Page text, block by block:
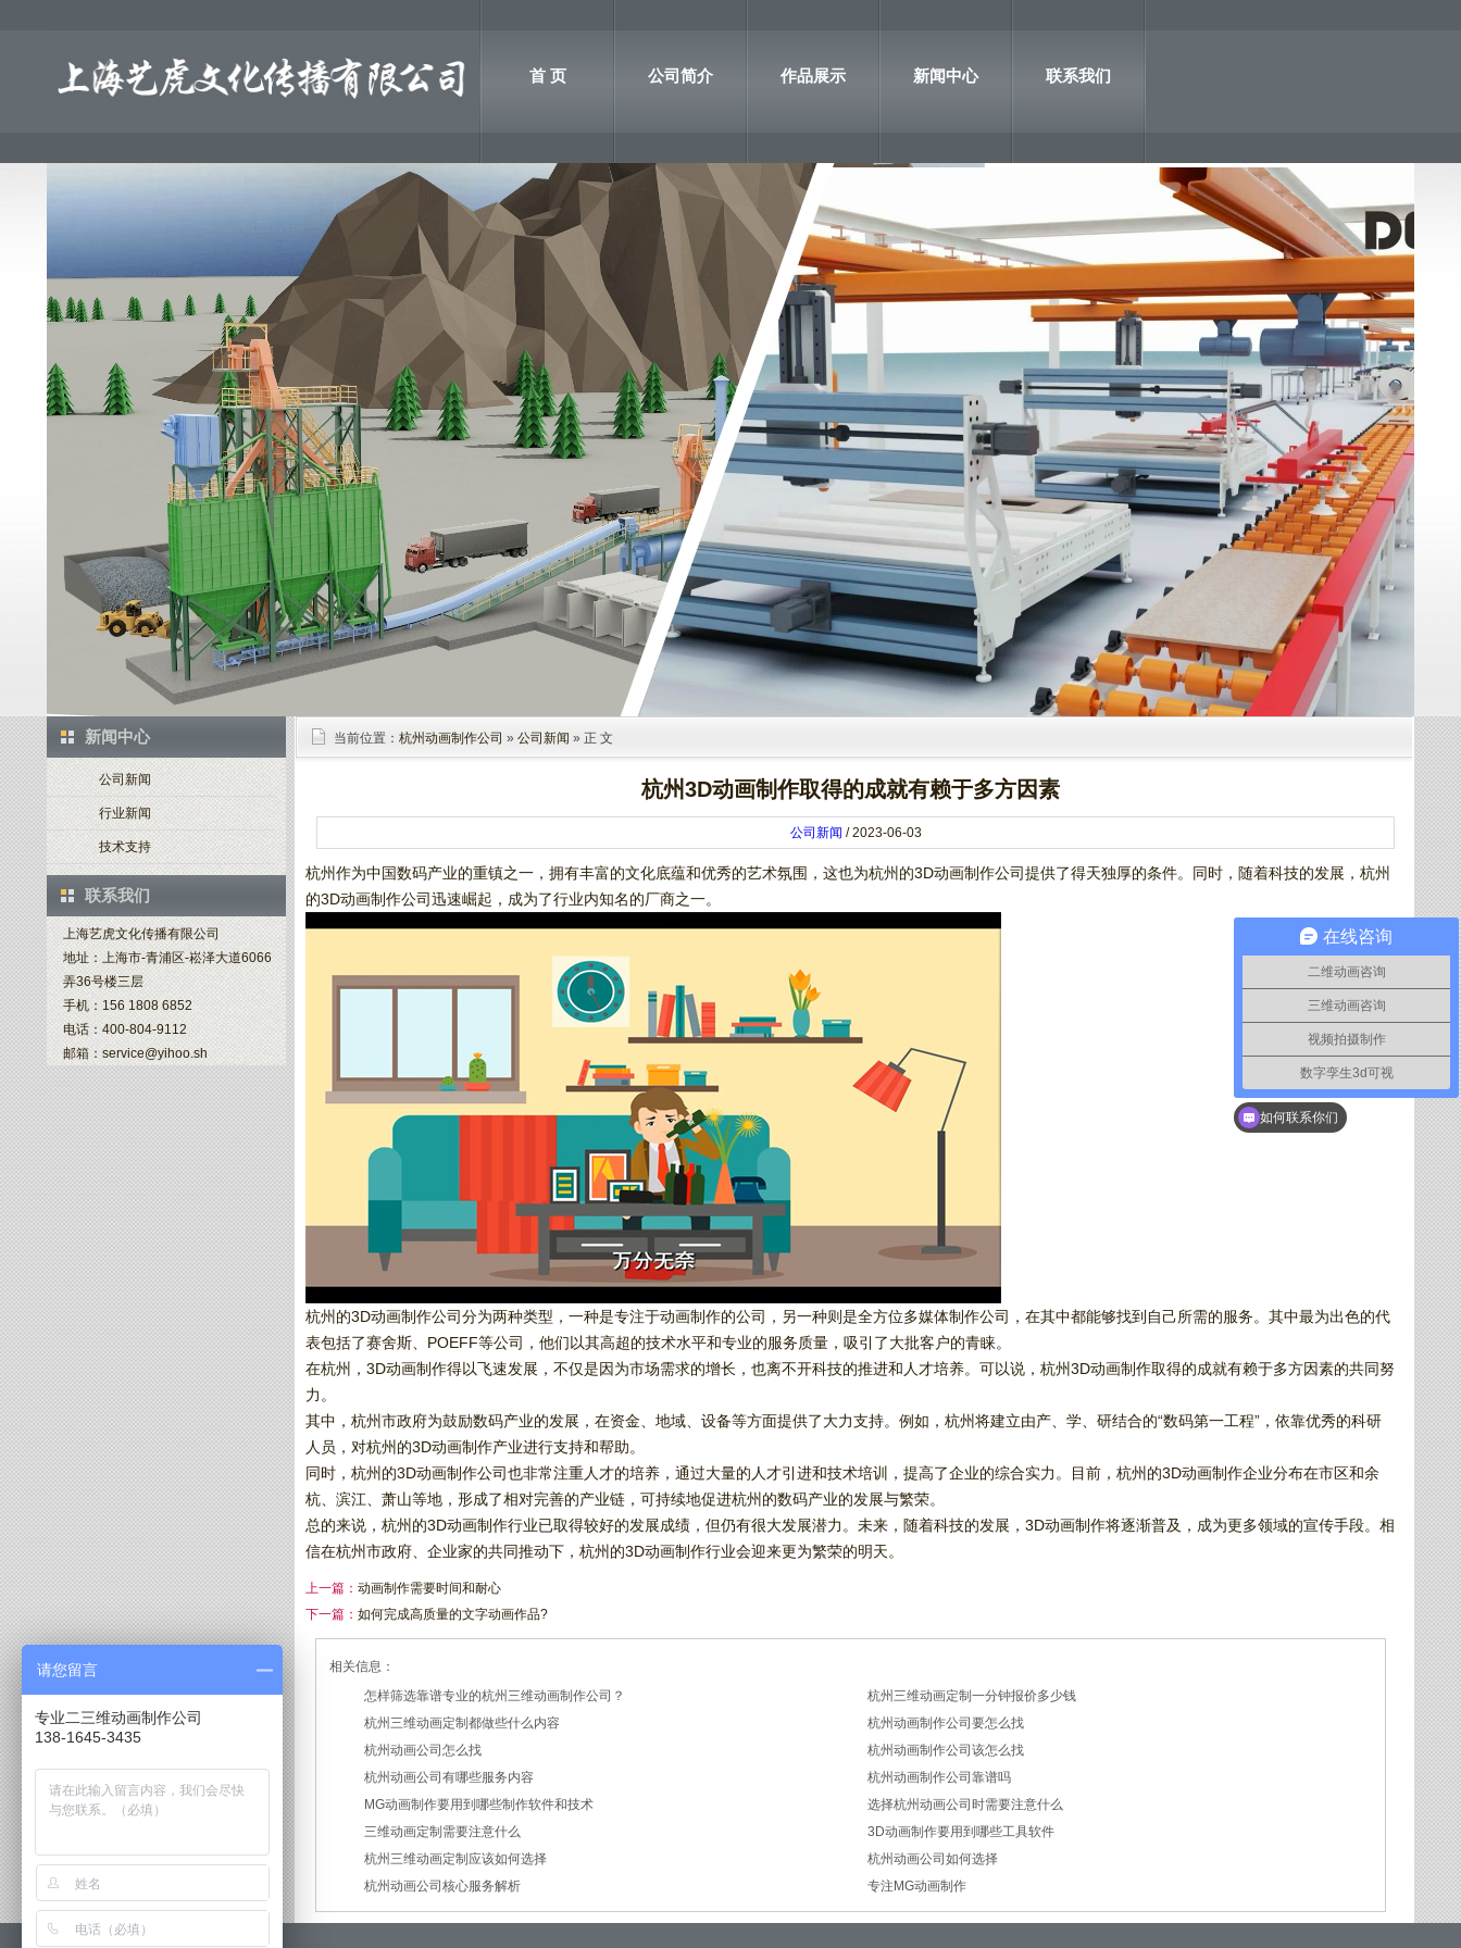
首 页 公司简介 作品展示 新闻中心 联系我们
新闻中心
公司新闻
行业新闻
技术支持
联系我们
上海艺虎文化传播有限公司
地址：上海市-青浦区-崧泽大道6066
弄36号楼三层
手机：156 1808 6852
电话：400-804-9112
邮箱：service@yihoo.sh
当前位置： 杭州动画制作公司 » 公司新闻 » 正 文
杭州3D动画制作取得的成就有赖于多方因素
公司新闻 / 2023-06-03
杭州作为中国数码产业的重镇之一，拥有丰富的文化底蕴和优秀的艺术氛围，这也为杭州的3D动画制作公司提供了得天独厚的条件。同时，随着科技的发展，杭州
的3D动画制作公司迅速崛起，成为了行业内知名的厂商之一。
杭州的3D动画制作公司分为两种类型，一种是专注于动画制作的公司，另一种则是全方位多媒体制作公司，在其中都能够找到自己所需的服务。其中最为出色的代
表包括了赛舍斯、POEFF等公司，他们以其高超的技术水平和专业的服务质量，吸引了大批客户的青睐。
在杭州，3D动画制作得以飞速发展，不仅是因为市场需求的增长，也离不开科技的推进和人才培养。可以说，杭州3D动画制作取得的成就有赖于多方因素的共同努
力。
其中，杭州市政府为鼓励数码产业的发展，在资金、地域、设备等方面提供了大力支持。例如，杭州将建立由产、学、研结合的“数码第一工程”，依靠优秀的科研
人员，对杭州的3D动画制作产业进行支持和帮助。
同时，杭州的3D动画制作公司也非常注重人才的培养，通过大量的人才引进和技术培训，提高了企业的综合实力。目前，杭州的3D动画制作企业分布在市区和余
杭、滨江、萧山等地，形成了相对完善的产业链，可持续地促进杭州的数码产业的发展与繁荣。
总的来说，杭州的3D动画制作行业已取得较好的发展成绩，但仍有很大发展潜力。未来，随着科技的发展，3D动画制作将逐渐普及，成为更多领域的宣传手段。相
信在杭州市政府、企业家的共同推动下，杭州的3D动画制作行业会迎来更为繁荣的明天。
上一篇： 动画制作需要时间和耐心
下一篇： 如何完成高质量的文字动画作品?
相关信息：
怎样筛选靠谱专业的杭州三维动画制作公司？
2026/07/21
杭州三维动画定制一分钟报价多少钱
2026/03/20
杭州三维动画定制都做些什么内容
2026/03/19
杭州动画制作公司要怎么找
2026/03/13
杭州动画公司怎么找
2026/03/12
杭州动画制作公司该怎么找
2026/03/10
杭州动画公司有哪些服务内容
2026/03/09
杭州动画制作公司靠谱吗
2026/03/06
MG动画制作要用到哪些制作软件和技术
2026/02/24
选择杭州动画公司时需要注意什么
2026/02/10
三维动画定制需要注意什么
2026/02/09
3D动画制作要用到哪些工具软件
2026/02/03
杭州三维动画定制应该如何选择
2026/01/30
杭州动画公司如何选择
2026/01/29
杭州动画公司核心服务解析
2026/01/28
专注MG动画制作
2026/01/27
在线咨询
二维动画咨询
三维动画咨询
视频拍摄制作
数字孪生3d可视
如何联系你们
请您留言
专业二三维动画制作公司
138-1645-3435